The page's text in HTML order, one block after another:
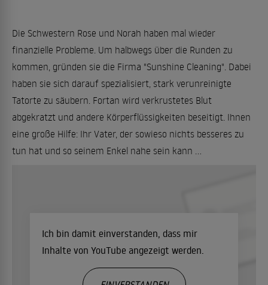
Die Schwestern Rose und Norah haben mal wieder
finanzielle Probleme. Um halbwegs über die Runden zu
kommen, gründen sie die Firma "Sunshine Cleaning". Dabei
haben sie sich darauf spezialisiert, stark verunreinigte
Tatorte zu säubern. Fortan wird verkrustetes Blut
abgekratzt und andere Körperflüssigkeiten beseitigt. Ihnen
eine große Hilfe: Ihr Vater, der sowieso nichts besseres zu
tun hat und so seinem Enkel nahe sein kann ...
Ich bin damit einverstanden, dass mir
Inhalte von YouTube angezeigt werden.